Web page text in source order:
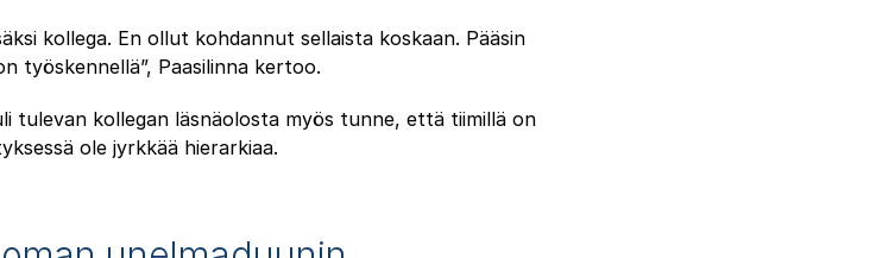
kollega. En ollut kohdannut sellaista koskaan. Pääsin
työskennellä”, Paasilinna kertoo.
tulevan kollegan läsnäolosta myös tunne, että tiimillä on
ole jyrkkää hierarkiaa.